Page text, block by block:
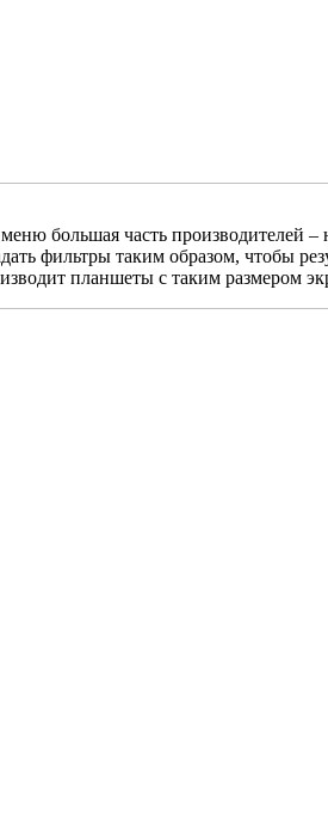
большая часть производителей –
фильтры таким образом, чтобы
планшеты с таким размером